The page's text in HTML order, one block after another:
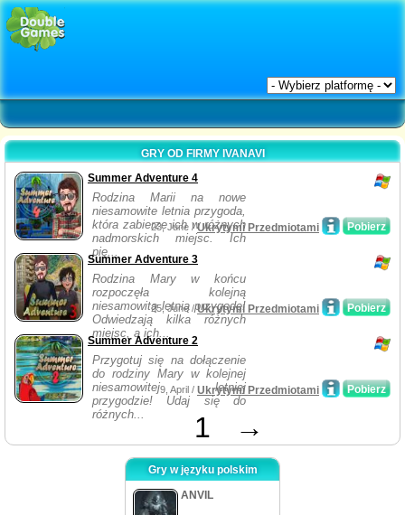
GRY OD FIRMY IVANAVI
Summer Adventure 4
Rodzina Marii na nowe
niesamowite letnia przygoda,
która zabierze ich w różnych
nadmorskich miejsc. Ich
pię...
Pobierz
23, June /Ukrytymi Przedmiotami
Summer Adventure 3
Rodzina Mary w końcu
rozpoczęła kolejną
niesamowitą letnią przygodę!
Odwiedzają kilka różnych
miejsc, a ich...
Pobierz
25, June /Ukrytymi Przedmiotami
Summer Adventure 2
Przygotuj się na dołączenie
do rodziny Mary w kolejnej
niesamowitej letniej
przygodzie! Udaj się do
różnych...
Pobierz
9, April / Ukrytymi Przedmiotami
1 →
Gry w języku polskim
ANVIL